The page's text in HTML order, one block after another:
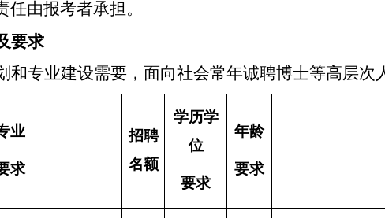
任由报考者承担。
要求
和专业建设需要， 面向社会常年诚聘博士等高层次
业
求
招聘
名额
学历学
位
要求
年龄
要求